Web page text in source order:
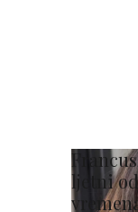
ljetni